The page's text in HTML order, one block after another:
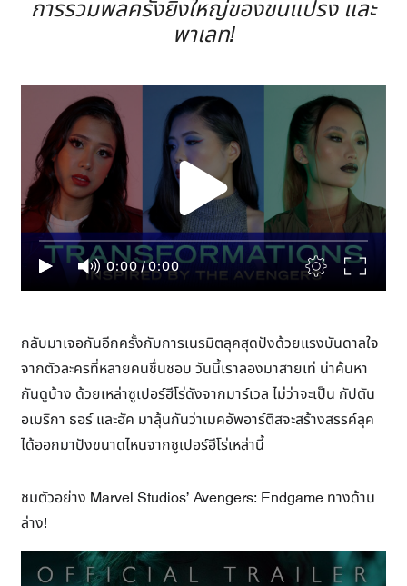
การรวมพลครั้งยิ่งใหญ่ของขนแปรง และ
พาเลท!
0:00/0:00
กลับมาเจอกันอีกครั้งกับการเนรมิตลุคสุดปังด้วยแรงบันดาลใจ
จากตัวละครที่หลายคนชื่นชอบ วันนี้เราลองมาสายเท่ น่าค้นหา
กันดูบ้าง ด้วยเหล่าซูเปอร์ฮีโร่ดังจากมาร์เวล ไม่ว่าจะเป็น กัปตัน
อเมริกา ธอร์ และฮัค มาลุ้นกันว่าเมคอัพอาร์ติสจะสร้างสรรค์ลุค
ได้ออกมาปังขนาดไหนจากซูเปอร์ฮีโร่เหล่านี้
ชมตัวอย่าง Marvel Studios’ Avengers: Endgame ทางด้าน
ล่าง!